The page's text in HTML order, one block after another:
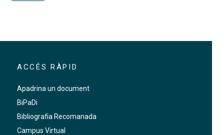
ACCÉS RÀPID
Apadrina un document
BiPaDi
Bibliografia Recomanada
Campus Virtual